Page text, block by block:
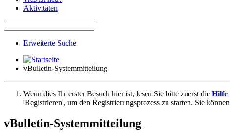
Aktivitäten
Erweiterte Suche
vBulletin-Systemmitteilung
Wenn dies Ihr erster Besuch hier ist, lesen Sie bitte zuerst die Hilfe
'Registrieren', um den Registrierungsprozess zu starten. Sie
vBulletin-Systemmitteilung